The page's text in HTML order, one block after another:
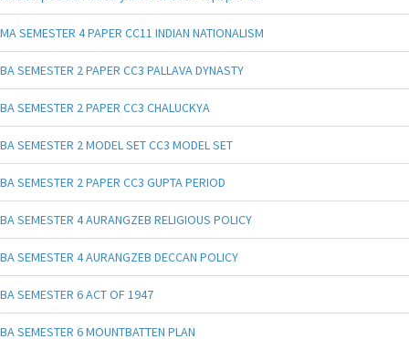
MA SEMESTER 4 PAPER CC11 INDIAN NATIONALISM
BA SEMESTER 2 PAPER CC3 PALLAVA DYNASTY
BA SEMESTER 2 PAPER CC3 CHALUCKYA
BA SEMESTER 2 MODEL SET CC3 MODEL SET
BA SEMESTER 2 PAPER CC3 GUPTA PERIOD
BA SEMESTER 4 AURANGZEB RELIGIOUS POLICY
BA SEMESTER 4 AURANGZEB DECCAN POLICY
BA SEMESTER 6 ACT OF 1947
BA SEMESTER 6 MOUNTBATTEN PLAN